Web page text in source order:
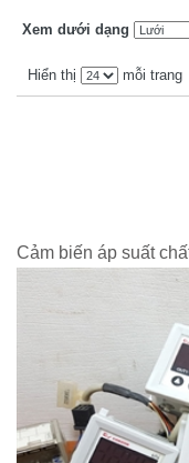
Xem dưới dạng
Hiển thị mỗi trang
Cảm biến áp suất